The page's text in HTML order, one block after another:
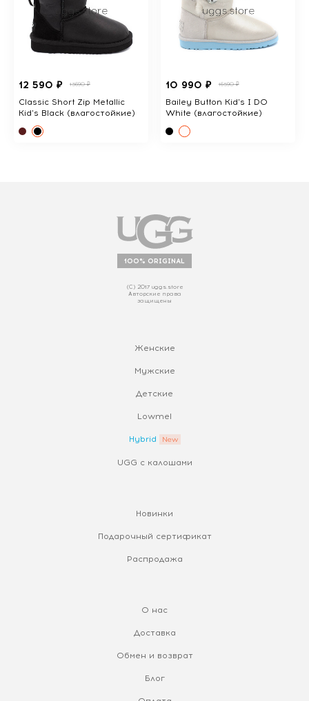
12 590 ₽ 13690 ₽
Classic Short Zip Metallic
Kid's Black (влагостойкие)
10 990 ₽ 16590 ₽
Bailey Button Kid's I DO
White (влагостойкие)
100% ORIGINAL
(С) 2017 uggs.store
Авторские права
защищены
Женские
Мужские
Детские
Lowmel
Hybrid
UGG с калошами
Новинки
Подарочный сертификат
Распродажа
О нас
Доставка
Обмен и возврат
Блог